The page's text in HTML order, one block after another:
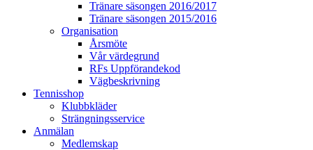
Tränare säsongen 2016/2017
Tränare säsongen 2015/2016
Organisation
Årsmöte
Vår värdegrund
RFs Uppförandekod
Vägbeskrivning
Tennisshop
Klubbkläder
Strängningsservice
Anmälan
Medlemskap